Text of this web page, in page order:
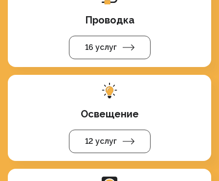
Проводка
16 услуг
Освещение
12 услуг